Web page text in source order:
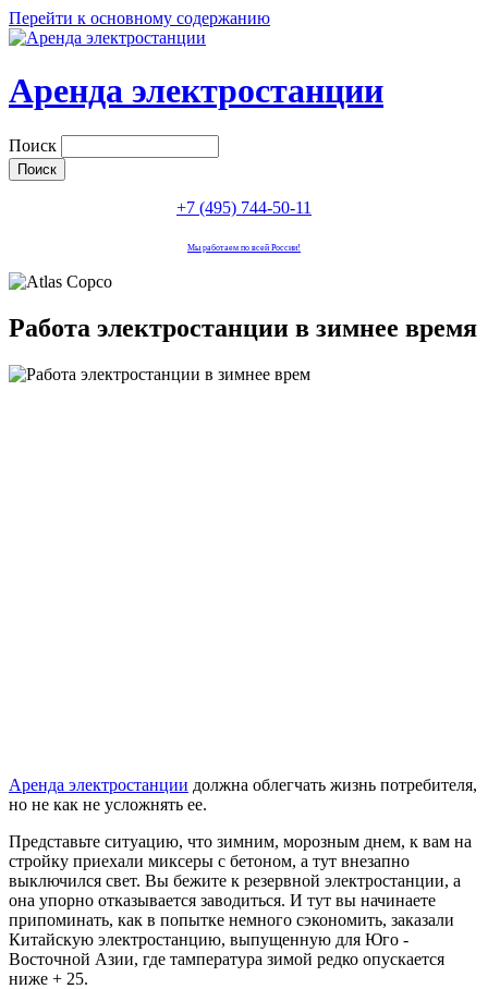
Перейти к основному содержанию
Аренда электростанции
Поиск
+7 (495) 744-50-11
Мы работаем по всей России!
Работа электростанции в зимнее время
Аренда электростанции должна облегчать жизнь потребителя,
но не как не усложнять ее.
Представьте ситуацию, что зимним, морозным днем, к вам на
стройку приехали миксеры с бетоном, а тут внезапно
выключился свет. Вы бежите к резервной электростанции, а
она упорно отказывается заводиться. И тут вы начинаете
припоминать, как в попытке немного сэкономить, заказали
Китайскую электростанцию, выпущенную для Юго -
Восточной Азии, где тампература зимой редко опускается
ниже + 25.